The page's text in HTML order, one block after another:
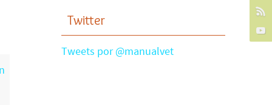
Twitter
Tweets por @manualvet